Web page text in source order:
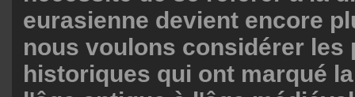
eurasienne devient encore
nous voulons considérer les
historiques qui ont marqué